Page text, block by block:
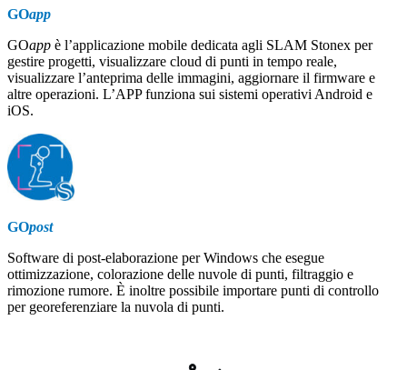
GOapp
GOapp è l’applicazione mobile dedicata agli SLAM Stonex per
gestire progetti, visualizzare cloud di punti in tempo reale,
visualizzare l’anteprima delle immagini, aggiornare il firmware e
altre operazioni. L’APP funziona sui sistemi operativi Android e
iOS.
GOpost
Software di post-elaborazione per Windows che esegue
ottimizzazione, colorazione delle nuvole di punti, filtraggio e
rimozione rumore. È inoltre possibile importare punti di controllo
per georeferenziare la nuvola di punti.